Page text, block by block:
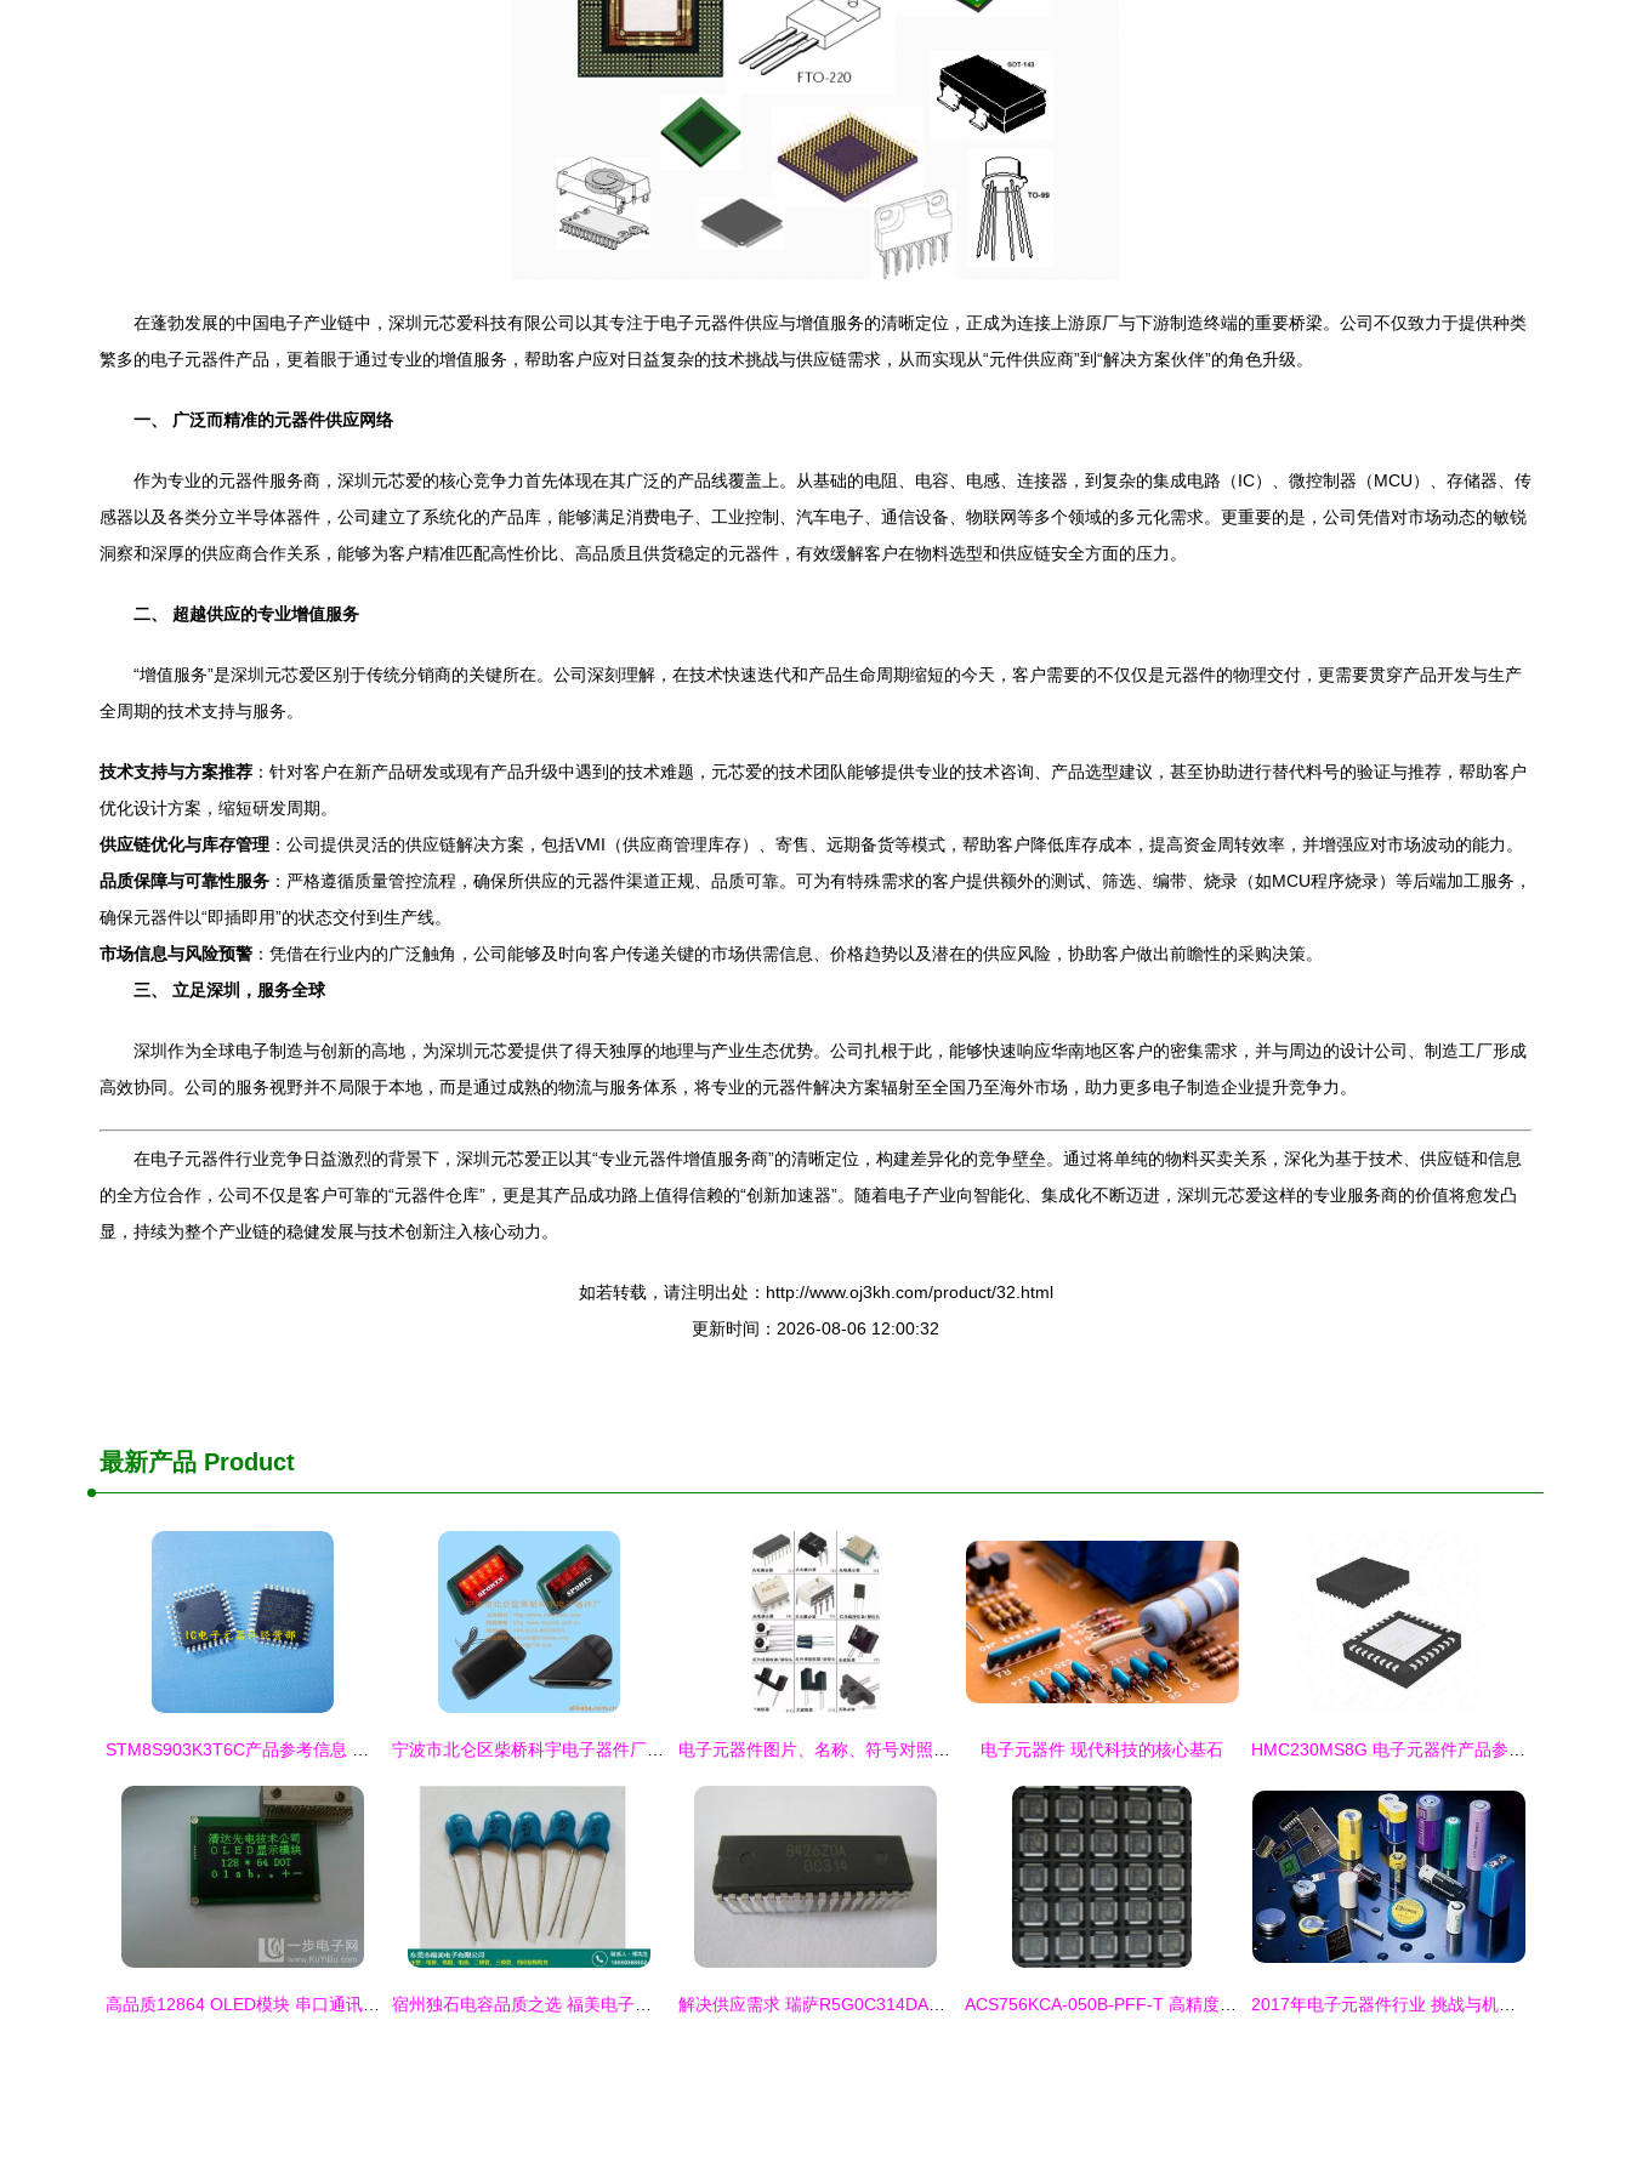
在蓬勃发展的中国电子产业链中，深圳元芯爱科技有限公司以其专注于电子元器件供应与增值服务的清晰定位，正成为连接上游原厂与下游制造终端的重要桥梁。公司不仅致力于提供种类
繁多的电子元器件产品，更着眼于通过专业的增值服务，帮助客户应对日益复杂的技术挑战与供应链需求，从而实现从“元件供应商”到“解决方案伙伴”的角色升级。
一、 广泛而精准的元器件供应网络
作为专业的元器件服务商，深圳元芯爱的核心竞争力首先体现在其广泛的产品线覆盖上。从基础的电阻、电容、电感、连接器，到复杂的集成电路（IC）、微控制器（MCU）、存储器、传
感器以及各类分立半导体器件，公司建立了系统化的产品库，能够满足消费电子、工业控制、汽车电子、通信设备、物联网等多个领域的多元化需求。更重要的是，公司凭借对市场动态的敏锐
洞察和深厚的供应商合作关系，能够为客户精准匹配高性价比、高品质且供货稳定的元器件，有效缓解客户在物料选型和供应链安全方面的压力。
二、 超越供应的专业增值服务
“增值服务”是深圳元芯爱区别于传统分销商的关键所在。公司深刻理解，在技术快速迭代和产品生命周期缩短的今天，客户需要的不仅仅是元器件的物理交付，更需要贯穿产品开发与生产
全周期的技术支持与服务。
技术支持与方案推荐 ：针对客户在新产品研发或现有产品升级中遇到的技术难题，元芯爱的技术团队能够提供专业的技术咨询、产品选型建议，甚至协助进行替代料号的验证与推荐，帮助客户
优化设计方案，缩短研发周期。
供应链优化与库存管理 ：公司提供灵活的供应链解决方案，包括VMI（供应商管理库存）、寄售、远期备货等模式，帮助客户降低库存成本，提高资金周转效率，并增强应对市场波动的能力。
品质保障与可靠性服务 ：严格遵循质量管控流程，确保所供应的元器件渠道正规、品质可靠。可为有特殊需求的客户提供额外的测试、筛选、编带、烧录（如MCU程序烧录）等后端加工服务，
确保元器件以“即插即用”的状态交付到生产线。
市场信息与风险预警 ：凭借在行业内的广泛触角，公司能够及时向客户传递关键的市场供需信息、价格趋势以及潜在的供应风险，协助客户做出前瞻性的采购决策。
三、 立足深圳，服务全球
深圳作为全球电子制造与创新的高地，为深圳元芯爱提供了得天独厚的地理与产业生态优势。公司扎根于此，能够快速响应华南地区客户的密集需求，并与周边的设计公司、制造工厂形成
高效协同。公司的服务视野并不局限于本地，而是通过成熟的物流与服务体系，将专业的元器件解决方案辐射至全国乃至海外市场，助力更多电子制造企业提升竞争力。
在电子元器件行业竞争日益激烈的背景下，深圳元芯爱正以其“专业元器件增值服务商”的清晰定位，构建差异化的竞争壁垒。通过将单纯的物料买卖关系，深化为基于技术、供应链和信息
的全方位合作，公司不仅是客户可靠的“元器件仓库”，更是其产品成功路上值得信赖的“创新加速器”。随着电子产业向智能化、集成化不断迈进，深圳元芯爱这样的专业服务商的价值将愈发凸
显，持续为整个产业链的稳健发展与技术创新注入核心动力。
如若转载，请注明出处：http://www.oj3kh.com/product/32.html
更新时间：2026-08-06 12:00:32
最新产品 Product
电子元器件 现代科技的核心基石